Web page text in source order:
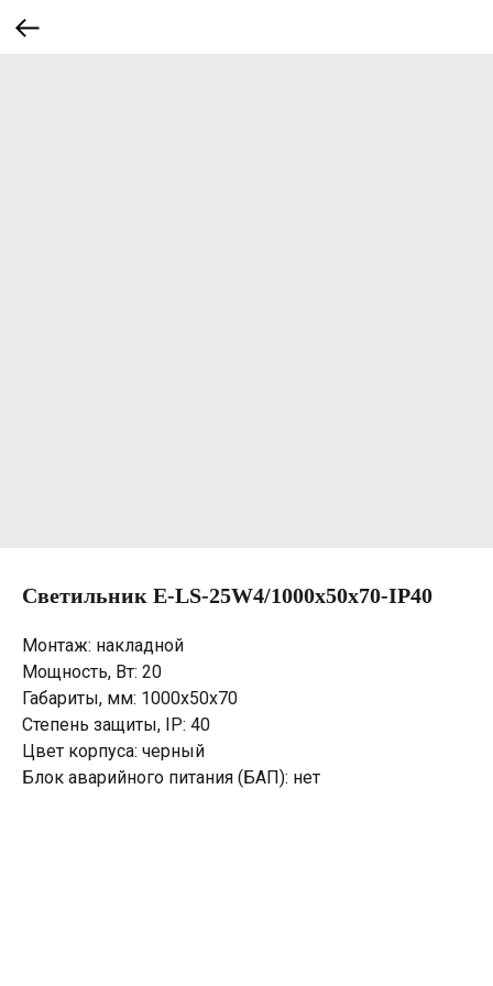
Светильник E-LS-25W4/1000х50х70-IP40
Монтаж: накладной
Мощность, Вт: 20
Габариты, мм: 1000х50х70
Степень защиты, IP: 40
Цвет корпуса: черный
Блок аварийного питания (БАП): нет